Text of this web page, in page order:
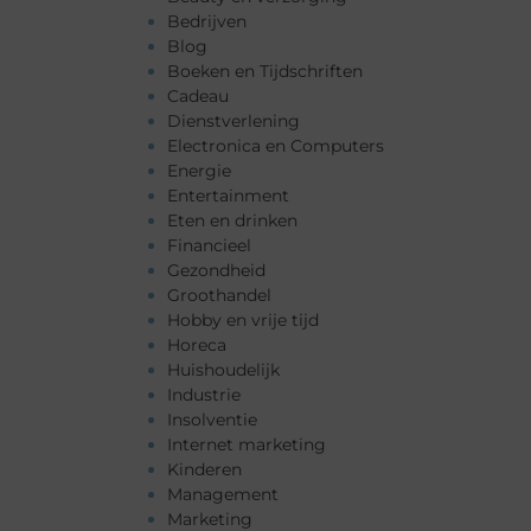
Bedrijven
Blog
Boeken en Tijdschriften
Cadeau
Dienstverlening
Electronica en Computers
Energie
Entertainment
Eten en drinken
Financieel
Gezondheid
Groothandel
Hobby en vrije tijd
Horeca
Huishoudelijk
Industrie
Insolventie
Internet marketing
Kinderen
Management
Marketing